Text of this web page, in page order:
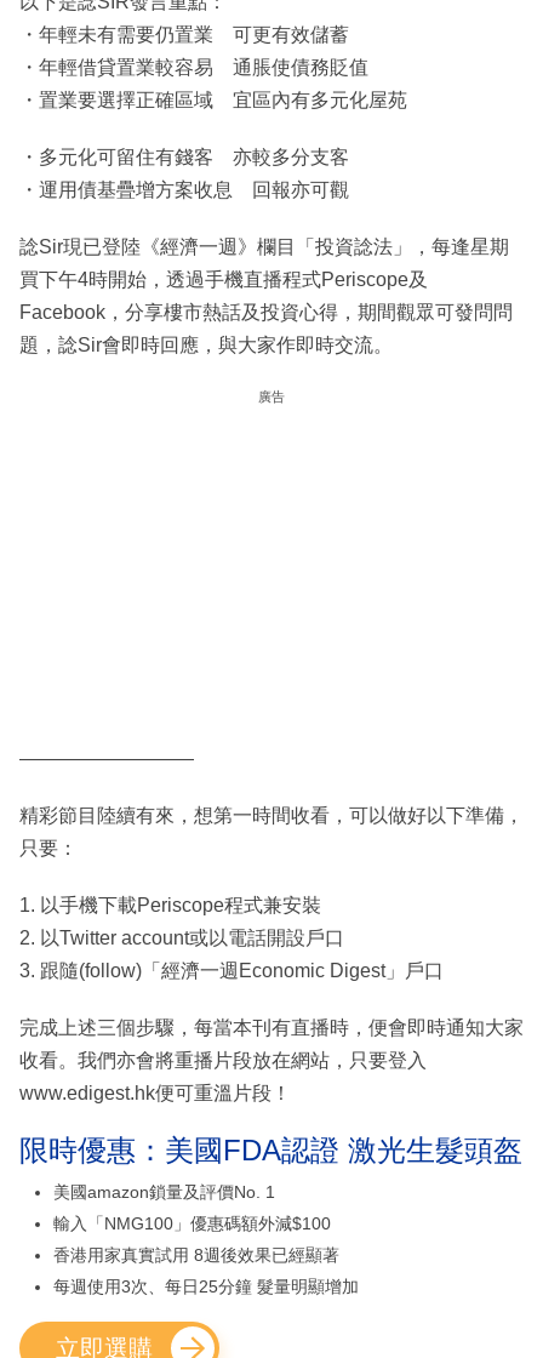
・年輕未有需要仍置業 可更有效儲蓄
・年輕借貸置業較容易 通脹使債務貶值
・置業要選擇正確區域 宜區內有多元化屋苑
・多元化可留住有錢客 亦較多分支客
・運用債基疊增方案收息 回報亦可觀
諗Sir現已登陸《經濟一週》欄目「投資諗法」，每逢星期
買下午4時開始，透過手機直播程式Periscope及
Facebook，分享樓市熱話及投資心得，期間觀眾可發問問
題，諗Sir會即時回應，與大家作即時交流。
廣告
—————————
精彩節目陸續有來，想第一時間收看，可以做好以下準備，
只要：
1. 以手機下載Periscope程式兼安裝
2. 以Twitter account或以電話開設戶口
3. 跟隨(follow)「經濟一週Economic Digest」戶口
完成上述三個步驟，每當本刊有直播時，便會即時通知大家
收看。我們亦會將重播片段放在網站，只要登入
www.edigest.hk便可重溫片段！
限時優惠：美國FDA認證 激光生髮頭盔
美國amazon鎖量及評價No. 1
輸入「NMG100」優惠碼額外減$100
香港用家真實試用 8週後效果已經顯著
每週使用3次、每日25分鐘 髮量明顯增加
立即選購